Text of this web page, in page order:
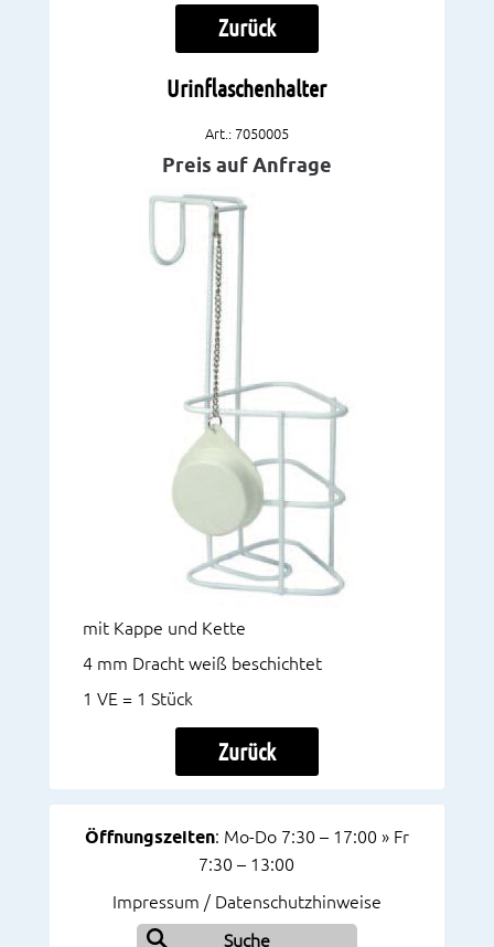
Zurück
Urinflaschenhalter
Art.: 7050005
Preis auf Anfrage
mit Kappe und Kette
4 mm Dracht weiß beschichtet
1 VE = 1 Stück
Zurück
Öffnungszeiten: Mo-Do 7:30 – 17:00 » Fr
7:30 – 13:00
Impressum / Datenschutzhinweise
Suche